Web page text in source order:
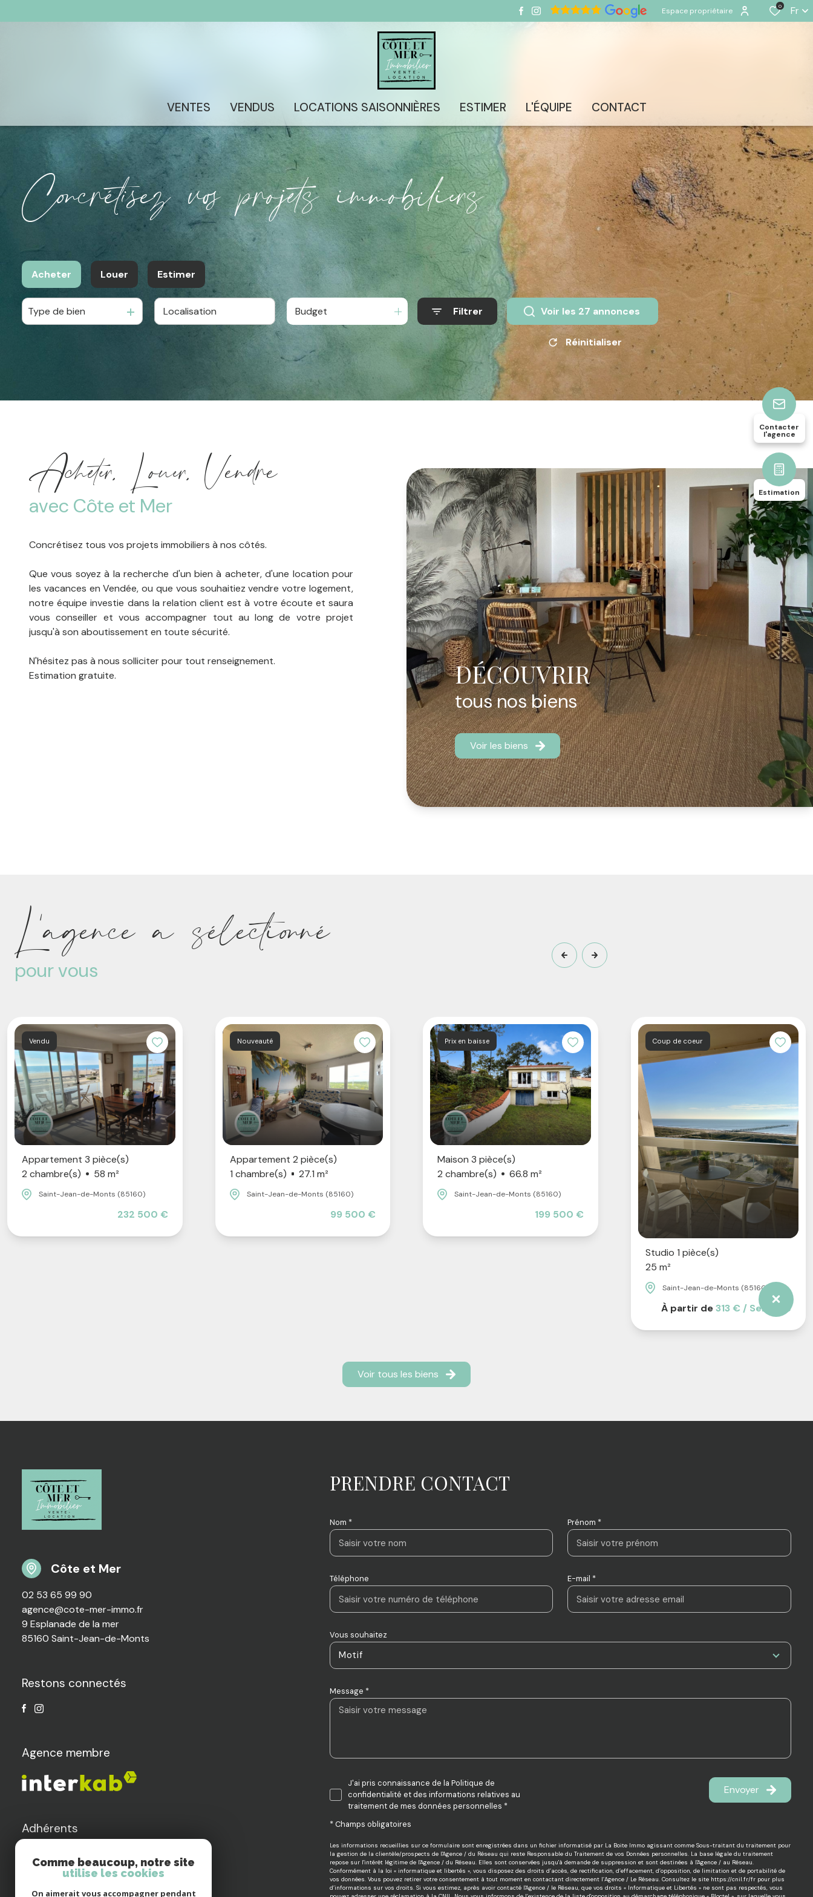
Espace propriétaire
0 Fr
VENTES VENDUS LOCATIONS SAISONNIÈRES ESTIMER L'ÉQUIPE CONTACT
concrétisez vos projets immobiliers
Acheter
De l'ancien
Louer
à l'année
Estimer
Type de bien Budget Filtrer Voir les 27 annonces
Réinitialiser
DÉCOUVRIR
tous nos biens
Voir les biens
Acheter, Louer, Vendre
avec Côte et Mer
Concrétisez tous vos projets immobiliers à nos côtés.
Que vous soyez à la recherche d'un bien à acheter, d'une location pour
les vacances en Vendée, ou que vous souhaitiez vendre votre logement,
notre équipe investie dans la relation client est à votre écoute et saura
vous conseiller et vous accompagner tout au long de votre projet
jusqu'à son aboutissement en toute sécurité.
N'hésitez pas à nous solliciter pour tout renseignement.
Estimation gratuite.
L'agence a sélectionné
pour vous
Vendu
Appartement 3 pièce(s)
2 chambre(s)
58 m²
Saint-Jean-de-Monts (85160)
232 500 €
Nouveauté
Appartement 2 pièce(s)
1 chambre(s)
27.1 m²
Saint-Jean-de-Monts (85160)
99 500 €
Prix en baisse
Maison 3 pièce(s)
2 chambre(s)
66.8 m²
Saint-Jean-de-Monts (85160)
199 500 €
Coup de coeur
Studio 1 pièce(s)
25 m²
Saint-Jean-de-Monts (85160)
À partir de313 € / Semaine
Voir tous les biens
Contacter
l'agence
Estimation
PRENDRE CONTACT
Nom * Prénom *
Téléphone E-mail *
Vous souhaitez
Motif
Message *
J'ai pris connaissance de la Politique de
confidentialité et des informations relatives au
traitement de mes données personnelles *
* Champs obligatoires
Envoyer
Les informations recueillies sur ce formulaire sont enregistrées dans un fichier informatisé par La Boite Immo agissant comme Sous-traitant du traitement pour
la gestion de la clientèle/prospects de l'Agence / du Réseau qui reste Responsable du Traitement de vos Données personnelles. La base légale du traitement
repose sur l'intérêt légitime de l'Agence / du Réseau. Elles sont conservées jusqu'à demande de suppression et sont destinées à l'Agence / au Réseau.
Conformément à la loi « informatique et libertés », vous disposez des droits d’accès, de rectification, d’effacement, d’opposition, de limitation et de portabilité de
vos données. Vous pouvez retirer votre consentement à tout moment en contactant directement l’Agence / Le Réseau. Consultez le site https://cnil.fr/frpour plus
d’informations sur vos droits. Si vous estimez, après avoir contacté l'Agence / le Réseau, que vos droits « Informatique et Libertés » ne sont pas respectés, vous
Côte et Mer
02 53 65 99 90
agence@cote-mer-immo.fr
9 Esplanade de la mer
85160 Saint-Jean-de-Monts
Restons connectés
Agence membre
Adhérents
Comme beaucoup, notre site
utilise les cookies
On aimerait vous accompagner pendant